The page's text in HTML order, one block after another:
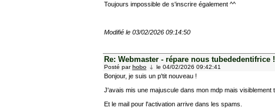
Toujours impossible de s'inscrire également ^^
Modifié le 03/02/2026 09:14:50
Re: Webmaster - répare nous tubededentifrice
Posté parhobo le 04/02/2026 09:42:41
Bonjour, je suis un p'tit nouveau !
J'avais mis une majuscule dans mon mdp mais visiblement
Et le mail pour l'activation arrive dans les spams.